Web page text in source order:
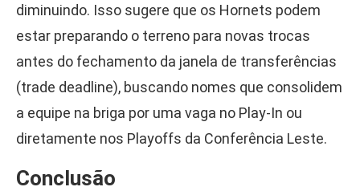
diminuindo. Isso sugere que os Hornets podem
estar preparando o terreno para novas trocas
antes do fechamento da janela de transferências
(trade deadline), buscando nomes que consolidem
a equipe na briga por uma vaga no Play-In ou
diretamente nos Playoffs da Conferência Leste.
Conclusão